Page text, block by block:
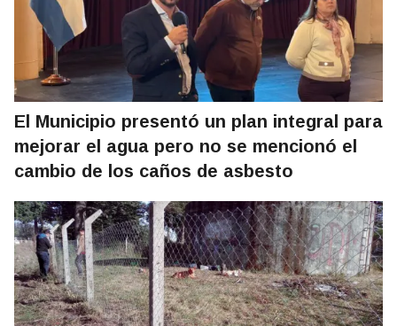
El Municipio presentó un plan integral para
mejorar el agua pero no se mencionó el
cambio de los caños de asbesto